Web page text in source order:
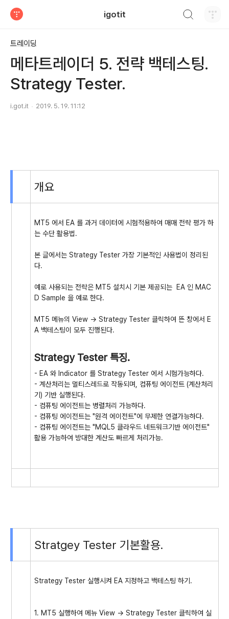
igotit
트레이딩
메타트레이더 5. 전략 백테스팅.
Strategy Tester.
i.got.it 2019. 5. 19. 11:12
개요
MT5 에서 EA 를 과거 데이터에 시험적용하여 매매 전략 평가 하
는 수단 활용법.
본 글에서는 Strategy Tester 가장 기본적인 사용법이 정리된
다.
예로 사용되는 전략은 MT5 설치시 기본 제공되는 EA 인 MAC
D Sample 을 예로 한다.
MT5 메뉴의 View -> Strategy Tester 클릭하여 뜬 창에서 E
A 백테스팅이 모두 진행된다.
Strategy Tester 특징.
- EA 와 Indicator 를 Strategy Tester 에서 시험가능하다.
- 계산처리는 멀티스레드로 작동되며, 컴퓨팅 에이전트 (계산처리
기) 기반 실행된다.
- 컴퓨팅 에이전트는 병렬처리 가능하다.
- 컴퓨팅 에이전트는 "원격 에이전트"에 무제한 연결가능하다.
- 컴퓨팅 에이전트는 "MQL5 클라우드 네트워크기반 에이전트"
활용 가능하여 방대한 계산도 빠르게 처리가능.
Stratgey Tester 기본활용.
Strategy Tester 실행시켜 EA 지정하고 백테스팅 하기.
1. MT5 실행하여 메뉴 View -> Strategy Tester 클릭하여 실